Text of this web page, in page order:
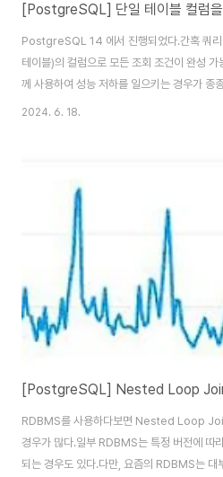
[PostgreSQL] 단일 테이블 컬럼을
PostgreSQL 14 에서 진행되었다.간혹 쿼
테이블)의 컬럼으로 모든 조회 조건이 완성
께 사용하여 성능 저하를 일으키는 경우가 종
큰 차이를 못 느끼지만, 수십만건 이상이 적재
"user" on review."user_id" =
course on ..
2024. 6. 18.
RDBMS를 사용하다보면 Nested Loop
경우가 많다.일부 RDBMS는 특정 버전에
되는 경우도 있다.다만, 요즘의 RDBMS는